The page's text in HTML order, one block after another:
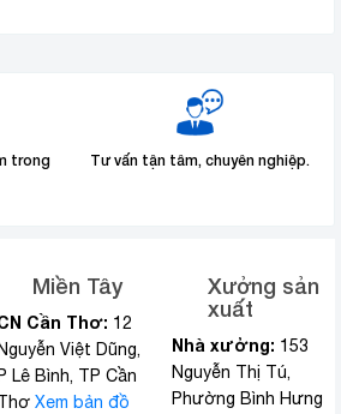
trong
Tư vấn tận tâm, chuyên nghiệp.
Miền Tây
Cần Thơ: 12
Nguyễn Việt Dũng,
P Lê Bình, TP Cần
Xem bản đồ
Xưởng sản
xuất
Nhà xưởng: 153
Nguyễn Thị Tú,
Phường Bình Hưng